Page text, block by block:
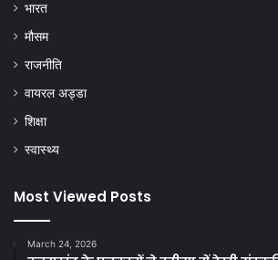
भारत
मौसम
राजनीति
वायरल अड्डा
शिक्षा
स्वास्थ्य
Most Viewed Posts
March 24, 2026